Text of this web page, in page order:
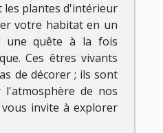
les plantes d'intérieur
votre habitat en un
une quête à la fois
Ces êtres vivants
de décorer ; ils sont
l'atmosphère de nos
invite à explorer